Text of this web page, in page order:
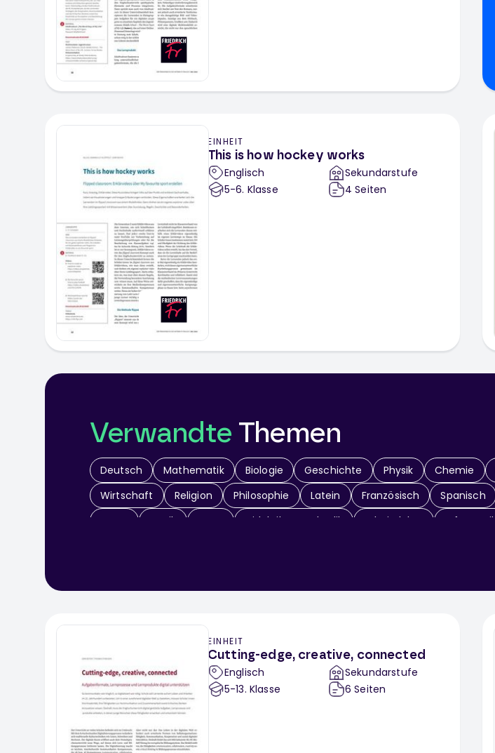
EINHEIT
This is how hockey works
Englisch
5-6. Klasse
Sekundarstufe
4 Seiten
Verwandte Themen
Deutsch Mathematik Biologie Geschichte Physik Chemie
Wirtschaft
Religion Philosophie Latein Französisch Spanisch
Musik Didaktik & Methodik Arbeitslehre Informatik
EINHEIT
Cutting-edge, creative, connected
Englisch
5-13. Klasse
Sekundarstufe
6 Seiten